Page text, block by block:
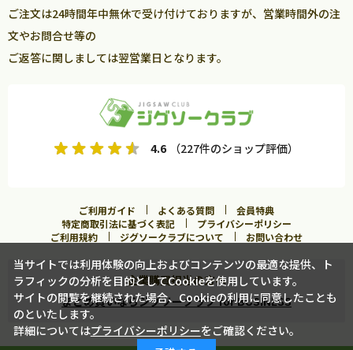
ご注文は24時間年中無休で受け付けておりますが、営業時間外の注
文やお問合せ等の
ご返答に関しましては翌営業日となります。
4.6 （227件のショップ評価）
ご利用ガイド よくある質問
会員特典
特定商取引法に基づく表記
プライバシーポリシー
ご利用規約
ジグソークラブについて お問い合わせ
企業購買担当の方へ
まとめ買いならジグソークラブ for BUSINESS
当サイトでは利用体験の向上およびコンテンツの最適な提供、ト
ラフィックの分析を目的としてCookieを使用しています。
サイトの閲覧を継続された場合、Cookieの利用に同意したことも
のといたします。
詳細についてはプライバシーポリシーをご確認ください。